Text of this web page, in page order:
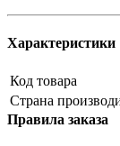
Характеристики
Код товара
Страна
Правила заказа